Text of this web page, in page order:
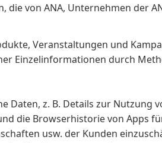
von ANA, Unternehmen der
Veranstaltungen und
Einzelinformationen durch
Daten, z. B. Details zur Nutzung
die Browserhistorie von Apps
usw. der Kunden